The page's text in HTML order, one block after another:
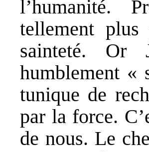
l’humanité.
tellement
sainteté. Or
humblement «
tunique de
par la force.
de nous. Le